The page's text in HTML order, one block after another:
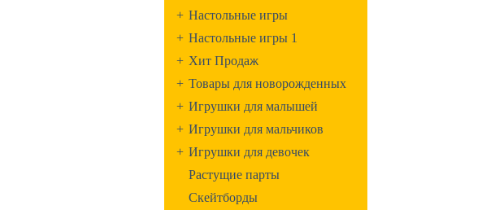
+ Настольные игры
+ Настольные игры 1
+ Хит Продаж
+ Товары для новорожденных
+ Игрушки для малышей
+ Игрушки для мальчиков
+ Игрушки для девочек
Растущие парты
Скейтборды